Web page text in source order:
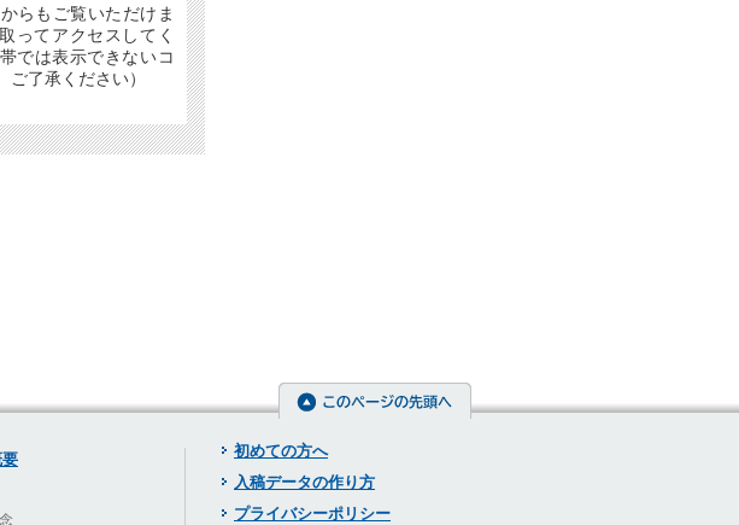
らもご覧いただけま
ってアクセスしてく
では表示できないコ
了承ください）
初めての方へ
入稿データの作り方
プライバシーポリシー